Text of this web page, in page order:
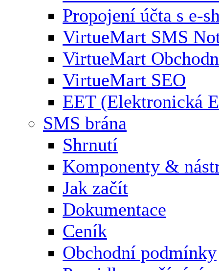
Propojení účta s e-
VirtueMart SMS
VirtueMart
VirtueMart SEO
EET (Elektronická
SMS brána
Shrnutí
Komponenty &
Jak začít
Dokumentace
Ceník
Obchodní podmínky